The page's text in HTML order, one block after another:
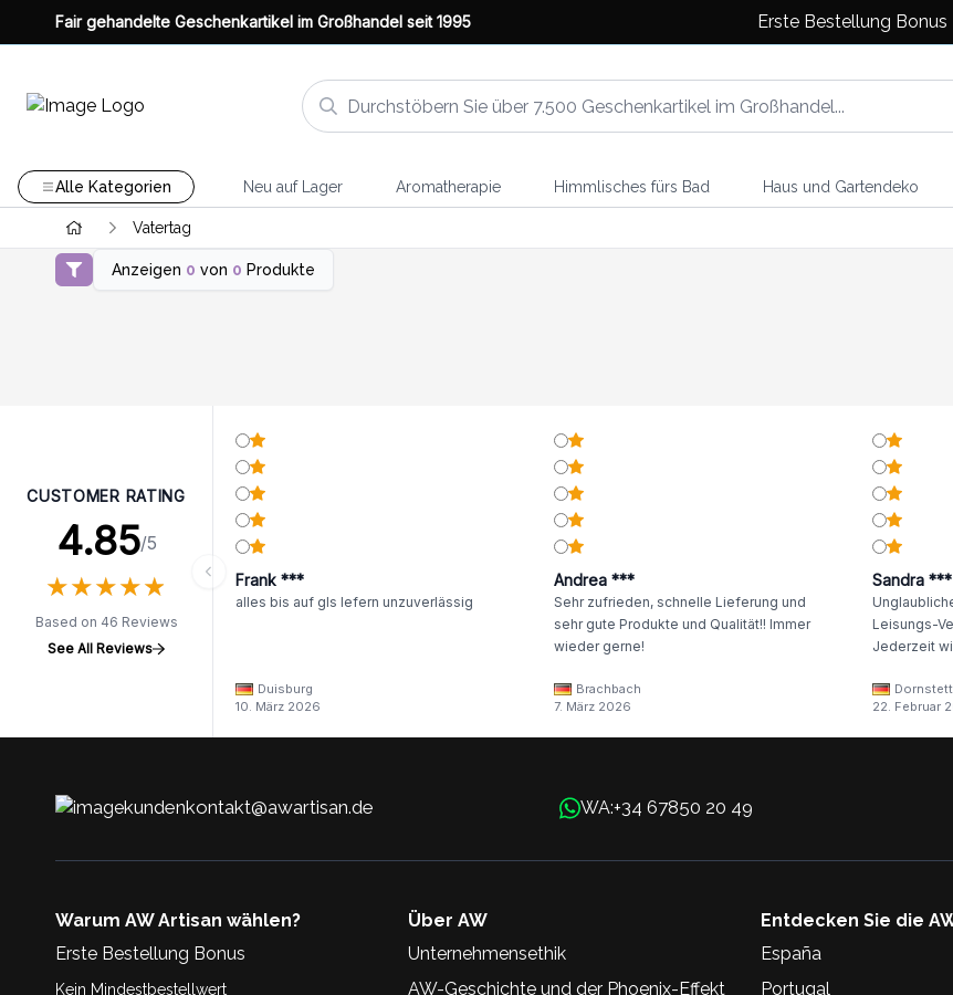
Fair gehandelte Geschenkartikel im Großhandel seit 1995 Erste Bestellung Bonus
Alle Kategorien Neu auf Lager Aromatherapie Himmlisches fürs Bad Haus und Gartendeko
Vatertag
Anzeigen 0 von 0 Produkte
CUSTOMER RATING
4.85/5
★★★★★
★★★★★
Based on 46 Reviews
See All Reviews
Frank ***
alles bis auf gls lefern unzuverlässig
Duisburg
10. März 2026
Andrea ***
Sehr zufrieden, schnelle Lieferung und
sehr gute Produkte und Qualität!! Immer
wieder gerne!
Brachbach
7. März 2026
Sandra ***
Leisungs-
Jederzeit
22. Februar
kundenkontakt@awartisan.de WA:+34 67850 20 49
Warum AW Artisan wählen?
Erste Bestellung Bonus
Kein Mindestbestellwert
Über AW
Unternehmensethik
AW-Geschichte und der Phoenix-Effekt
Entdecken Sie die
España
Portugal